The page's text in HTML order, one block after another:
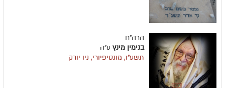
הרה"ח
בנימין מינץ ע״ה
תשע"ו, מונטיפיורי, ניו יורק